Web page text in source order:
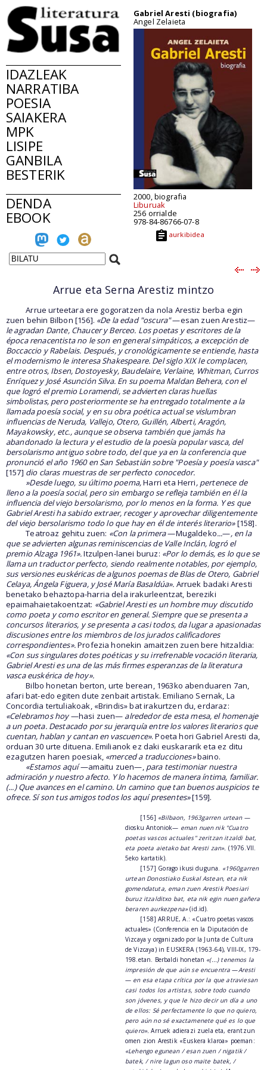
IDAZLEAK
NARRATIBA
POESIA
SAIAKERA
MPK
LISIPE
GANBILA
BESTERIK
DENDA
EBOOK
Gabriel Aresti (biografia)
Angel Zelaieta
2000, biografia
Liburuak
256 orrialde
978-84-86766-07-8
aurkibidea
Arrue eta Serna Arestiz mintzo
Arrue urteetara ere gogoratzen da nola Arestiz berba egin
zuen behin Bilbon [156]. «De la edad "oscura"—esan zuen Arestiz—
le agradan Dante, Chaucer y Berceo. Los poetas y escritores de la
época renacentista no le son en general simpáticos, a excepción de
Boccaccio y Rabelais. Después, y cronológicamente se entiende, hasta
el modernismo le interesa Shakespeare. Del siglo XIX le complacen,
entre otros, Ibsen, Dostoyesky, Baudelaire, Verlaine, Whitman, Curros
Enríquez y José Asunción Silva. En su poema Maldan Behera, con el
que logró el premio Loramendi, se advierten claras huellas
simbolistas, pero posteriormente se ha entregado totalmente a la
llamada poesía social, y en su obra poética actual se vislumbran
influencias de Neruda, Vallejo, Otero, Guillén, Alberti, Aragón,
Mayakowsky, etc., aunque se observa también que jamás ha
abandonado la lectura y el estudio de la poesía popular vasca, del
bersolarismo antiguo sobre todo, del que ya en la conferencia que
pronunció el año 1960 en San Sebastián sobre "Poesía y poesía vasca"
[157] dio claras muestras de ser perfecto conocedor.
»Desde luego, su último poema,Harri eta Herri, pertenece de
lleno a la poesía social, pero sin embargo se refleja también en él la
influencia del viejo bersolarismo, por lo menos en la forma. Y es que
Gabriel Aresti ha sabido extraer, recoger y aprovechar diligentemente
del viejo bersolarismo todo lo que hay en él de interés literario»[158].
Teatroaz gehitu zuen: «Con la primera—Mugaldeko...—, en la
que se advierten algunas reminiscencias de Valle Inclán, logró el
premio Alzaga 1961».Itzulpen-lanei buruz: «Por lo demás, es lo que se
llama un traductor perfecto, siendo realmente notables, por ejemplo,
sus versiones euskéricas de algunos poemas de Blas de Otero, Gabriel
Celaya, Ángela Figuera, y José María Basaldúa». Arruek badaki Aresti
benetako behaztopa-harria dela irakurleentzat, bereziki
epaimahaietakoentzat: «Gabriel Aresti es un hombre muy discutido
como poeta y como escritor en general. Siempre que se presenta a
concursos literarios, y se presenta a casi todos, da lugar a apasionadas
discusiones entre los miembros de los jurados calificadores
correspondientes».Profezia honekin amaitzen zuen bere hitzaldia:
«Con sus singulares dotes poéticas y su irrefrenable vocación literaria,
Gabriel Aresti es una de las más firmes esperanzas de la literatura
vasca euskérica de hoy».
Bilbo honetan berton, urte berean, 1963ko abenduaren 7an,
afari bat-edo egiten dute zenbait artistak. Emiliano Sernak, La
Concordia tertuliakoak, «Brindis» bat irakurtzen du, erdaraz:
«Celebramos hoy—hasi zuen— alrededor de esta mesa, el homenaje
a un poeta. Destacado por su jerarquía entre los valores literarios que
cuentan, hablan y cantan en vascuence». Poeta hori Gabriel Aresti da,
orduan 30 urte dituena. Emilianok ez daki euskararik eta ez ditu
ezagutzen haren poesiak, «merced a traducciones»baino.
«Estamos aquí—amaitu zuen—, para testimoniar nuestra
admiración y nuestro afecto. Y lo hacemos de manera íntima, familiar.
(...) Que avances en el camino. Un camino que tan buenos auspicios te
ofrece. Sí son tus amigos todos los aquí presentes»[159].
[156] «Bilbaon, 1963garren urtean —
diosku Antoniok— eman nuen nik "Cuatro
poetas vascos actuales" zeritzan itzaldi bat,
eta poeta aietako bat Aresti zan». (1976.VII.
5eko kartatik).
[157] Gorago ikusi duguna. «1960garren
urtean Donostiako Euskal Astean, eta nik
gomendatuta, eman zuen Arestik Poesiari
buruz itzalditxo bat, eta nik egin nuen gañera
beraren aurkezpena»(id.id).
[158] ARRUE, A.: «Cuatro poetas vascos
actuales» (Conferencia en la Diputación de
Vizcaya y organizado por la Junta de Cultura
de Vizcaya) in EUSKERA (1963-64), VIII-IX, 179-
198.etan. Berbaldi honetan «(...) tenemos la
impresión de que aún se encuentra—Aresti
— en esa etapa crítica por la que atraviesan
casi todos los artistas, sobre todo cuando
son jóvenes, y que le hizo decir un día a uno
de ellos: Sé perfectamente lo que no quiero,
pero aún no sé exactamenete qué es lo que
quiero».Arruek adierazi zuela eta, erantzun
omen zion Arestik «Euskera klaroa» poeman:
«Lehengo egunean / esan zuen / nigatik /
batek, / nire lagun oso maite batek, /